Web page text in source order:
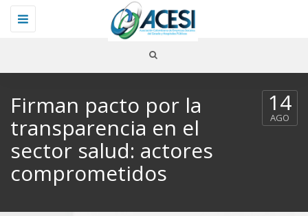
Toggle
navigation
Firman pacto por la
transparencia en el
sector salud: actores
comprometidos
14
AGO